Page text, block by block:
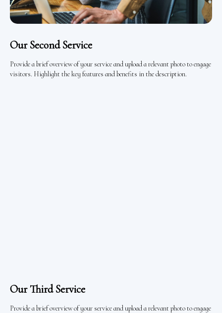
Our Second Service
Provide a brief overview of your service and upload a relevant photo to engage
visitors. Highlight the key features and benefits in the description.
Our Third Service
Provide a brief overview of your service and upload a relevant photo to engage